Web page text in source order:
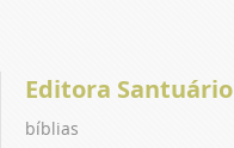
Editora Santuário
bíblias